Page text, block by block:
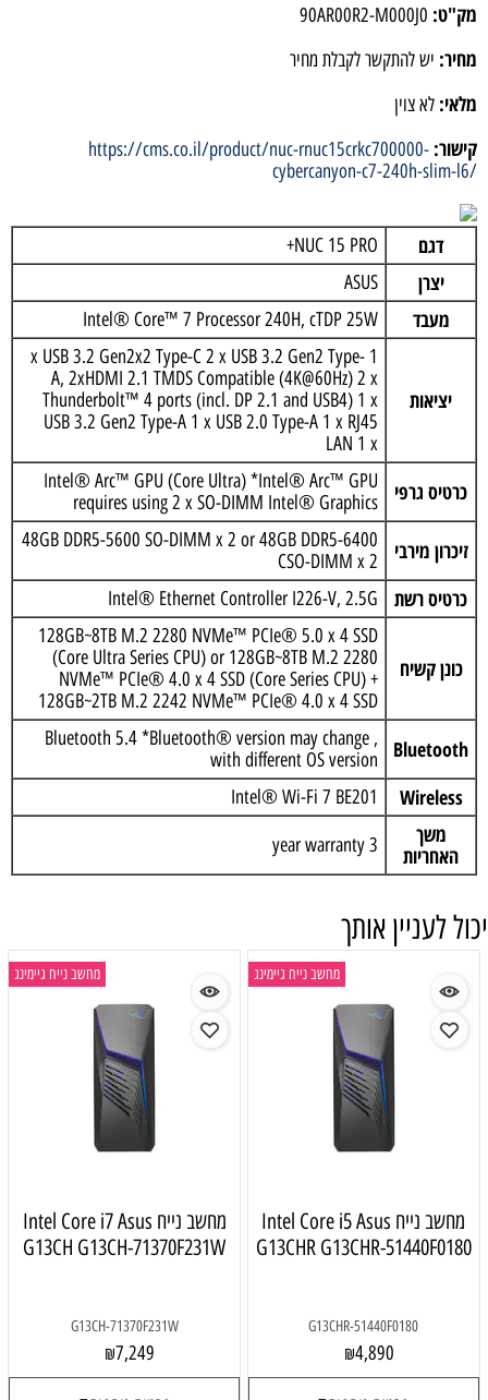
מק"ט: 90AR00R2-M000J0
מחיר: יש להתקשר לקבלת מחיר
מלאי: לא צוין
קישור: https://cms.co.il/product/nuc-rnuc15crkc700000-
cybercanyon-c7-240h-slim-l6/
דגם NUC 15 PRO+
יצרן ASUS
מעבד Intel® Core™ 7 Processor 240H, cTDP 25W
יציאות
1 x USB 3.2 Gen2x2 Type-C 2 x USB 3.2 Gen2 Type-
A, 2xHDMI 2.1 TMDS Compatible (4K@60Hz) 2 x
Thunderbolt™ 4 ports (incl. DP 2.1 and USB4) 1 x
USB 3.2 Gen2 Type-A 1 x USB 2.0 Type-A 1 x RJ45
LAN 1 x
כרטיס גרפי
Intel® Arc™ GPU (Core Ultra) *Intel® Arc™ GPU
requires using 2 x SO-DIMM Intel® Graphics
זיכרון מירבי
48GB DDR5-5600 SO-DIMM x 2 or 48GB DDR5-6400
CSO-DIMM x 2
כרטיס רשת Intel® Ethernet Controller I226-V, 2.5G
כונן קשיח
128GB~8TB M.2 2280 NVMe™ PCIe® 5.0 x 4 SSD
(Core Ultra Series CPU) or 128GB~8TB M.2 2280
NVMe™ PCIe® 4.0 x 4 SSD (Core Series CPU) +
128GB~2TB M.2 2242 NVMe™ PCIe® 4.0 x 4 SSD
Bluetooth
, Bluetooth 5.4 *Bluetooth® version may change
with different OS version
Wireless
Intel® Wi-Fi 7 BE201
משך
האחריות
3 year warranty
יכול לעניין אותך
מחשב נייח גיימינג
מחשב נייח Intel Core i5 Asus
G13CHR G13CHR-51440F0180
G13CHR-51440F0180
₪4,890
מחשב נייח גיימינג
מחשב נייח Intel Core i7 Asus
G13CH G13CH-71370F231W
G13CH-71370F231W
₪7,249